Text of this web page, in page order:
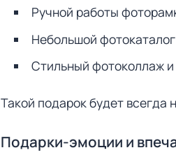
Ручной работы
Небольшой
Стильный фотоколлаж
Такой подарок будет всегда
Подарки-эмоции и